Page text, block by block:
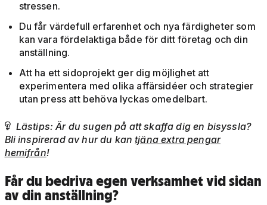
stressen.
Du får värdefull erfarenhet och nya färdigheter som
kan vara fördelaktiga både för ditt företag och din
anställning.
Att ha ett sidoprojekt ger dig möjlighet att
experimentera med olika affärsidéer och strategier
utan press att behöva lyckas omedelbart.
 Lästips: Är du sugen på att skaffa dig en bisyssla?
Bli inspirerad av hur du kantjäna extra pengar
hemifrån!
Får du bedriva egen verksamhet vid sidan
av din anställning?